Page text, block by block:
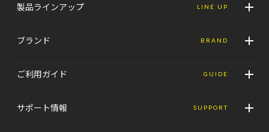
製品ラインアップ LINE UP
ブランド BRAND
ご利用ガイド GUIDE
サポート情報 SUPPORT